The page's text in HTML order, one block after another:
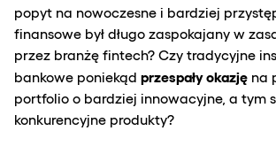
popyt na nowoczesne i bardziej
finansowe był długo zaspokajany w
przez branżę fintech? Czy tradycyjne
bankowe poniekąd przespały okazję na
portfolio o bardziej innowacyjne, a tym
konkurencyjne produkty?